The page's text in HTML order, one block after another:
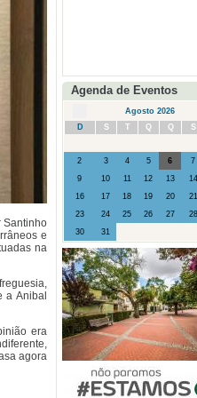
Santinho
e
na
a Anibal
era
agora
Agenda de Eventos
Agosto 2026
D
S T Q Q S
2
3 4 5 6 7
9
10 11 12 13 14
16
17 18 19 20 21
23
24 25 26 27 28
30
31